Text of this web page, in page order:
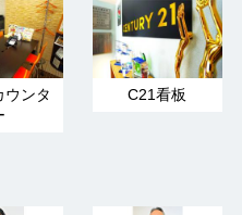
ウンタ
C21看板